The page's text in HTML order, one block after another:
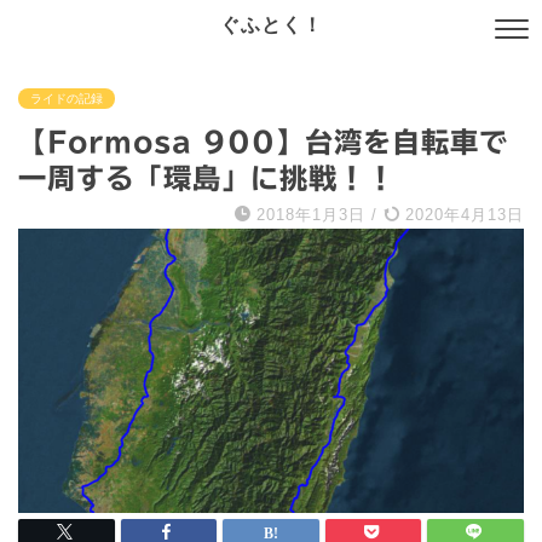
ぐふとく！
ライドの記録
【Formosa 900】台湾を自転車で
一周する「環島」に挑戦！！
2018年1月3日 / 2020年4月13日